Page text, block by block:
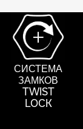
СИСТЕМА
ЗАМКОВ
TWIST
LOCK